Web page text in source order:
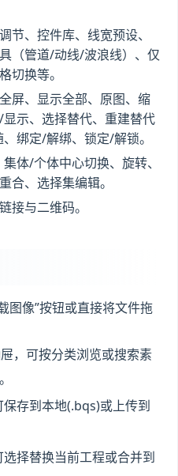
节、控件库、线宽预设、
（管道/动线/波浪线）、仅
切换等。
屏、显示全部、原图、缩
示、选择替代、重建替代
绑定/解绑、锁定/解锁。
体/个体中心切换、旋转、
合、选择集编辑。
接与二维码。
图像”按钮或直接将文件拖
，可按分类浏览或搜索素
保存到本地(.bqs)或上传到
选择替换当前工程或合并到